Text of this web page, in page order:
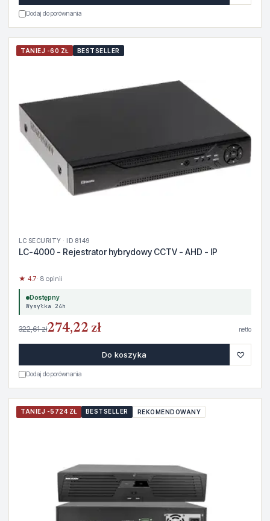
Dodaj do porównania
TANIEJ -60 ZŁ BESTSELLER
LC SECURITY · ID 8149
LC-4000 - Rejestrator hybrydowy CCTV - AHD - IP
★ 4.7· 8 opinii
Dostępny
Wysyłka 24h
322,61 zł274,22 zł netto
Do koszyka ♡
Dodaj do porównania
TANIEJ -5724 ZŁ BESTSELLER REKOMENDOWANY